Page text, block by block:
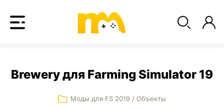
Brewery для Farming Simulator 19
Моды для FS 2019 / Объекты